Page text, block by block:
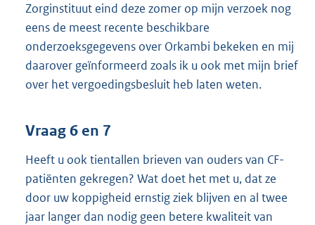
Zorginstituut eind deze zomer op mijn verzoek nog
eens de meest recente beschikbare
onderzoeksgegevens over Orkambi bekeken en mij
daarover geïnformeerd zoals ik u ook met mijn brief
over het vergoedingsbesluit heb laten weten.
Vraag 6 en 7
Heeft u ook tientallen brieven van ouders van CF-
patiënten gekregen? Wat doet het met u, dat ze
door uw koppigheid ernstig ziek blijven en al twee
jaar langer dan nodig geen betere kwaliteit van